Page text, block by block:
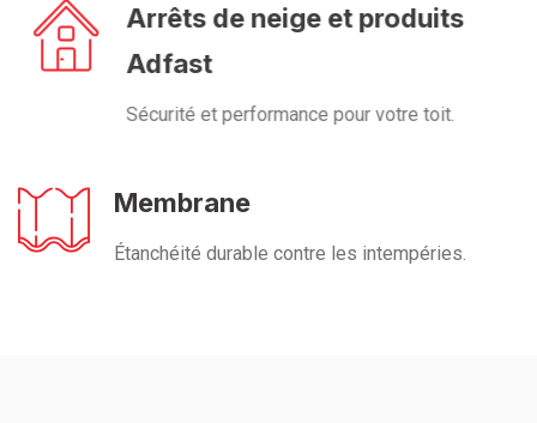
Arrêts de neige et produits
Adfast
Sécurité et performance pour votre toit.
Membrane
Étanchéité durable contre les intempéries.